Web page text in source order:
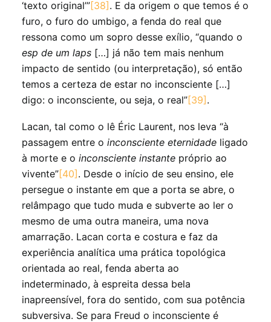
‘texto original’”[38] . E da origem o que temos é o
furo, o furo do umbigo, a fenda do real que
ressona como um sopro desse exílio, “quando o
esp de um laps […] já não tem mais nenhum
impacto de sentido (ou interpretação), só então
temos a certeza de estar no inconsciente […]
digo: o inconsciente, ou seja, o real”[39] .
Lacan, tal como o lê Éric Laurent, nos leva “à
passagem entre o inconsciente eternidade ligado
à morte e o inconsciente instante próprio ao
vivente”[40] . Desde o início de seu ensino, ele
persegue o instante em que a porta se abre, o
relâmpago que tudo muda e subverte ao ler o
mesmo de uma outra maneira, uma nova
amarração. Lacan corta e costura e faz da
experiência analítica uma prática topológica
orientada ao real, fenda aberta ao
indeterminado, à espreita dessa bela
inapreensível, fora do sentido, com sua potência
subversiva. Se para Freud o inconsciente é